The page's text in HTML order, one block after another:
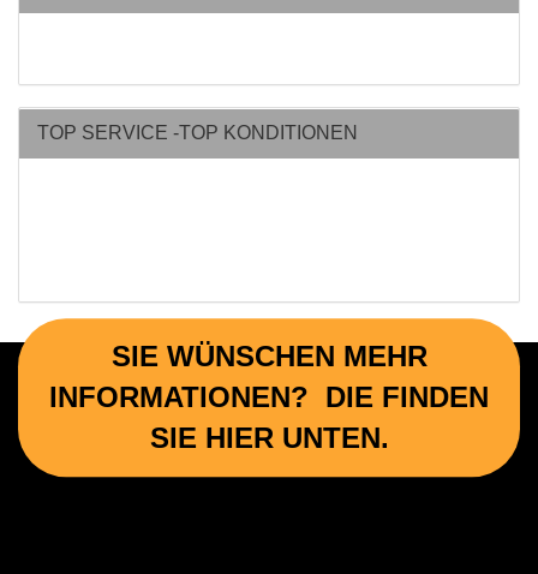
TOP SERVICE -TOP KONDITIONEN
SIE WÜNSCHEN MEHR
INFORMATIONEN? DIE FINDEN
SIE HIER UNTEN.